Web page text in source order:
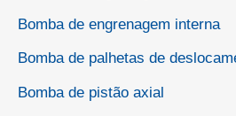
Bomba de engrenagem interna
Bomba de palhetas de
Bomba de pistão axial